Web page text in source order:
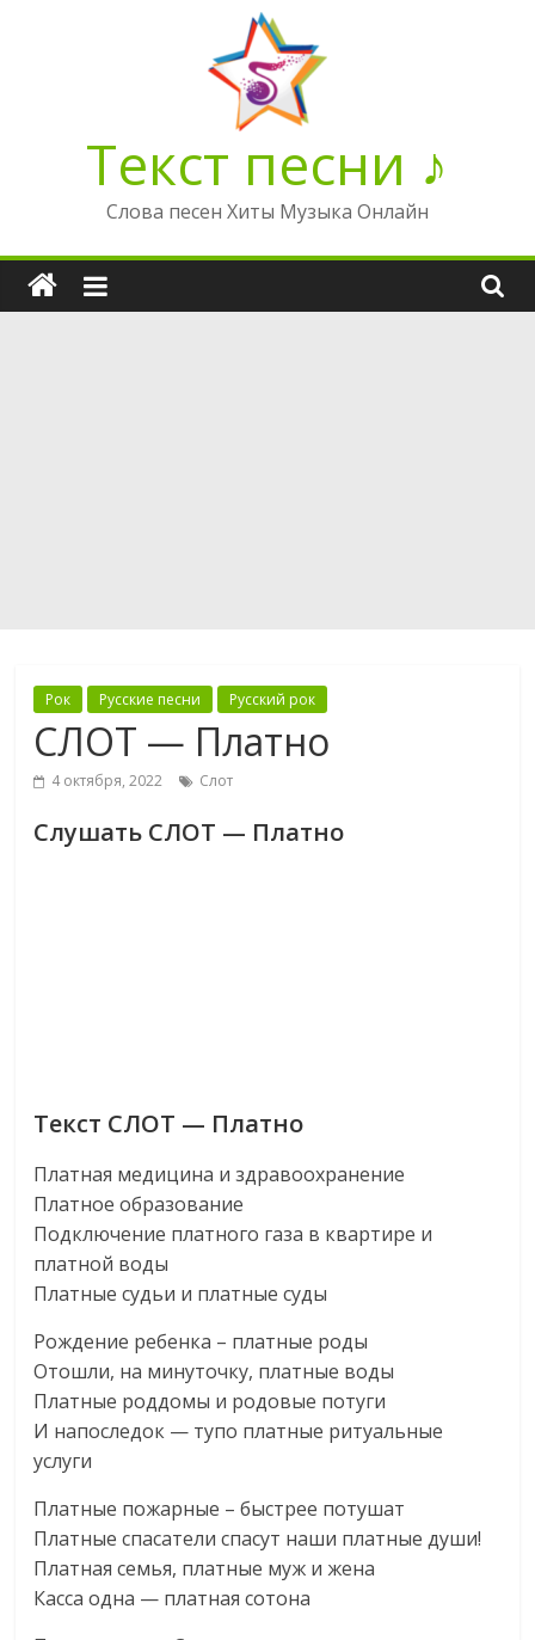
Текст песни ♪
Слова песен Хиты Музыка Онлайн
Рок Русские песни Русский рок
СЛОТ — Платно
4 октября, 2022 Слот
Слушать СЛОТ — Платно
Текст СЛОТ — Платно
Платная медицина и здравоохранение
Платное образование
Подключение платного газа в квартире и
платной воды
Платные судьи и платные суды
Рождение ребенка – платные роды
Отошли, на минуточку, платные воды
Платные роддомы и родовые потуги
И напоследок — тупо платные ритуальные
услуги
Платные пожарные – быстрее потушат
Платные спасатели спасут наши платные души!
Платная семья, платные муж и жена
Касса одна — платная сотона